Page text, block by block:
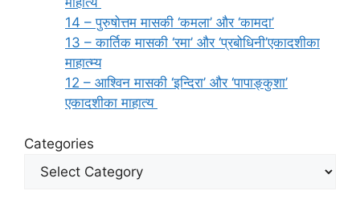
14 – पुरुषोत्तम मासकी ‘कमला’ और ‘कामदा’
13 – कार्तिक मासकी ‘रमा’ और ‘प्रबोधिनी’एकादशीका
माहात्म्य
12 – आश्विन मासकी ‘इन्दिरा’ और ‘पापाङ्कुशा’
एकादशीका माहात्य
Categories